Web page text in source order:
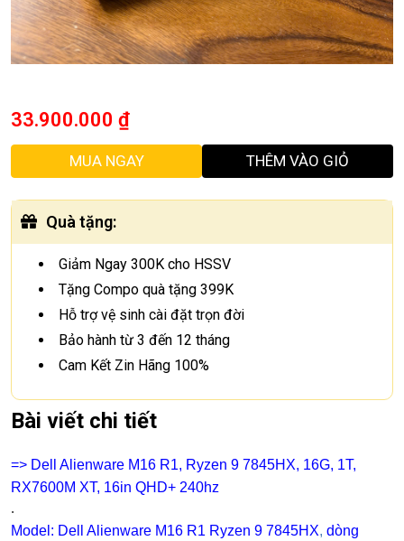
33.900.000 ₫
MUA NGAY THÊM VÀO GIỎ
Quà tặng:
Giảm Ngay 300K cho HSSV
Tặng Compo quà tặng 399K
Hỗ trợ vệ sinh cài đặt trọn đời
Bảo hành từ 3 đến 12 tháng
Cam Kết Zin Hãng 100%
Bài viết chi tiết
=> Dell Alienware M16 R1, Ryzen 9 7845HX, 16G, 1T,
RX7600M XT, 16in QHD+ 240hz
.
Model: Dell Alienware M16 R1 Ryzen 9 7845HX, dòng